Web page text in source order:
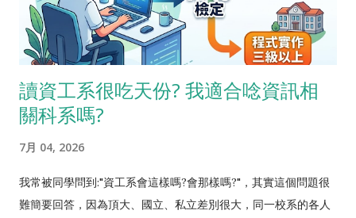
讀資工系很吃天份? 我適合唸資訊相
關科系嗎?
7月 04, 2026
我常被同學問到:"資工系會這樣嗎?會那樣嗎?"，其實這個問題很
難簡要回答，因為頂大、國立、私立差別很大，同一校系的各人